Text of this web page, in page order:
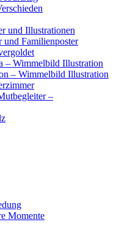
und Illustrationen
und Familienposter
– Wimmelbild Illustration
– Wimmelbild Illustration
–
Momente